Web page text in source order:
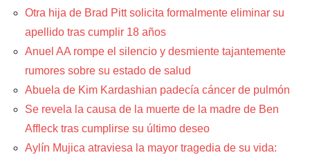
Otra hija de Brad Pitt solicita formalmente eliminar su
apellido tras cumplir 18 años
Anuel AA rompe el silencio y desmiente tajantemente
rumores sobre su estado de salud
Abuela de Kim Kardashian padecía cáncer de pulmón
Se revela la causa de la muerte de la madre de Ben
Affleck tras cumplirse su último deseo
Aylín Mujica atraviesa la mayor tragedia de su vida: